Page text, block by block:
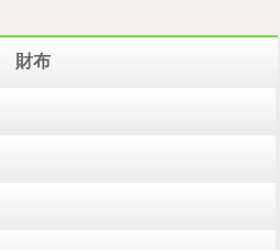
財布